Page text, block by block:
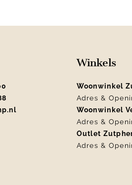
Winkels
Woonwinkel
Adres &
Woonwinkel
Adres &
Outlet
Adres &